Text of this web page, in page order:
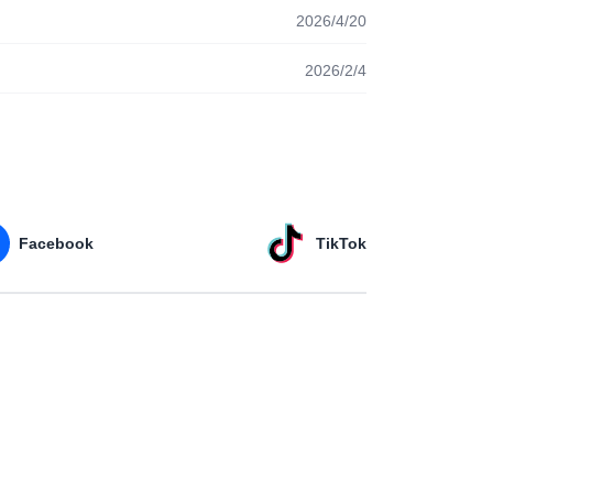
2026/4/20
2026/2/4
Facebook TikTok